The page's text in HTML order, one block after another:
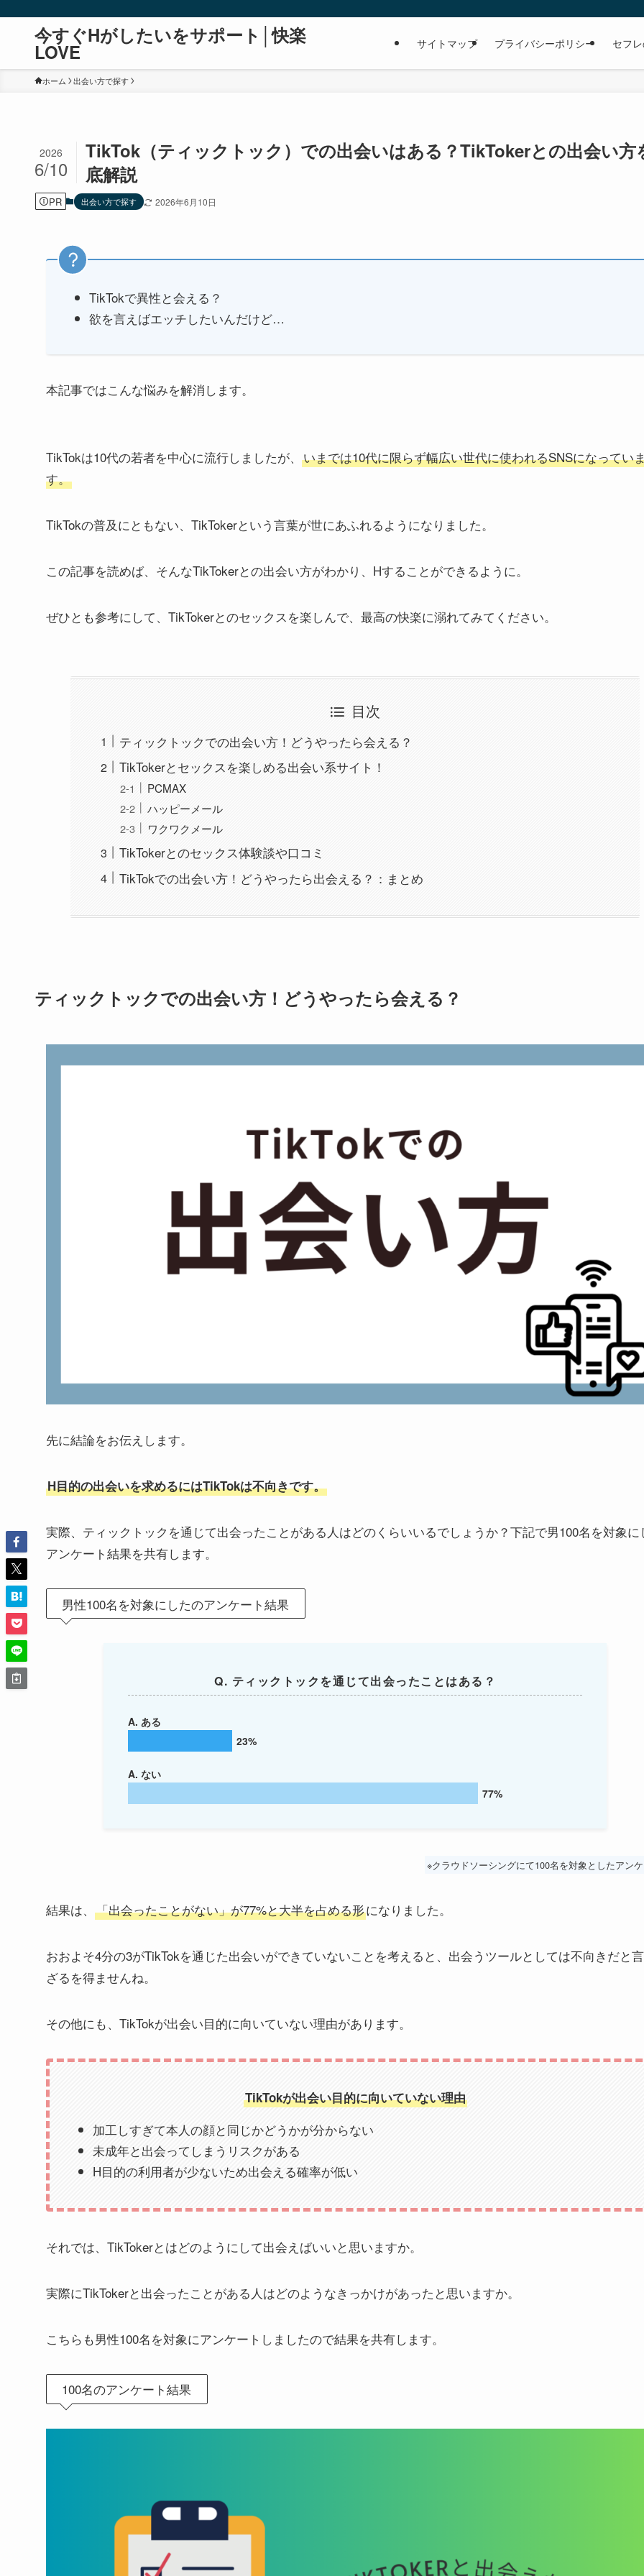
今すぐHがしたいをサポート│快楽
LOVE サイトマップ プライバシーポリシー セフ
ホーム 出会い方で探す
TikTok（ティックトック）での出会いはある？TikTokerとの出会い方
底解説
2026
6/10
PR 出会い方で探す 2026年6月10日
TikTokで異性と会える？
欲を言えばエッチしたいんだけど…
本記事ではこんな悩みを解消します。
TikTokは10代の若者を中心に流行しましたが、 いまでは10代に限らず幅広い世代に使われるSNSになってい
す。
TikTokの普及にともない、TikTokerという言葉が世にあふれるようになりました。
この記事を読めば、そんなTikTokerとの出会い方がわかり、Hすることができるように。
ぜひとも参考にして、TikTokerとのセックスを楽しんで、最高の快楽に溺れてみてください。
目次
ティックトックでの出会い方！どうやったら会える？
TikTokerとセックスを楽しめる出会い系サイト！
PCMAX
ハッピーメール
ワクワクメール
TikTokerとのセックス体験談や口コミ
TikTokでの出会い方！どうやったら出会える？：まとめ
ティックトックでの出会い方！どうやったら会える？
先に結論をお伝えします。
H目的の出会いを求めるにはTikTokは不向きです。
実際、ティックトックを通じて出会ったことがある人はどのくらいいるでしょうか？下記で男100名を対象に
アンケート結果を共有します。
男性100名を対象にしたのアンケート結果
Q. ティックトックを通じて出会ったことはある？
A. ある
23%
A. ない
77%
※クラウドソーシングにて100名を対象としたアン
結果は、 「出会ったことがない」が77%と大半を占める形になりました。
おおよそ4分の3がTikTokを通じた出会いができていないことを考えると、出会うツールとしては不向きだと
ざるを得ませんね。
その他にも、TikTokが出会い目的に向いていない理由があります。
TikTokが出会い目的に向いていない理由
加工しすぎて本人の顔と同じかどうかが分からない
未成年と出会ってしまうリスクがある
H目的の利用者が少ないため出会える確率が低い
それでは、TikTokerとはどのようにして出会えばいいと思いますか。
実際にTikTokerと出会ったことがある人はどのようなきっかけがあったと思いますか。
こちらも男性100名を対象にアンケートしましたので結果を共有します。
100名のアンケート結果